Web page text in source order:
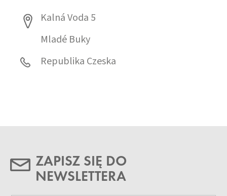
Kalná Voda 5
Mladé Buky
Republika Czeska
ZAPISZ SIĘ DO
NEWSLETTERA